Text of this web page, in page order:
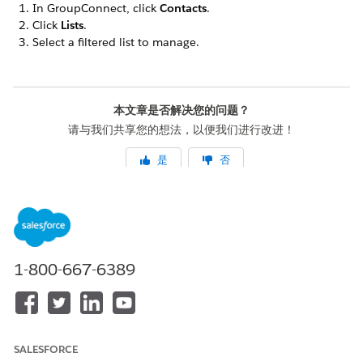
In GroupConnect, click Contacts.
Click Lists.
Select a filtered list to manage.
本文章是否解决您的问题？
请与我们共享您的想法，以便我们进行改进！
是 否
1-800-667-6389
SALESFORCE